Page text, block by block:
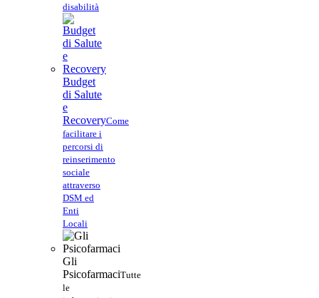
disabilità
Budget
di Salute
e
RecoveryCome
facilitare i
percorsi di
reinserimento
sociale
attraverso
DSM ed
Enti
Locali
Gli
PsicofarmaciTutte
le